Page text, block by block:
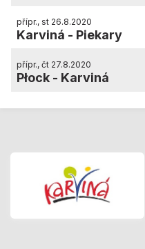
přípr., st 26.8.2020
Karviná - Piekary
přípr., čt 27.8.2020
Płock - Karviná